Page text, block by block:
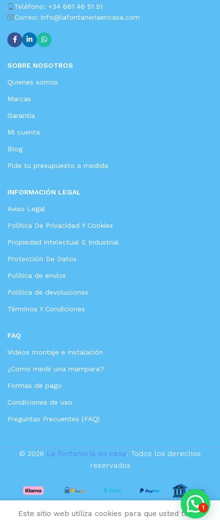
Teléfono: +34 661 46 51 51
Correo: info@lafontaneriaencasa.com
SOBRE NOSOTROS
Quienes somos
Marcas
Garantía
Mi cuenta
Blog
Pide tu presupuesto a medida
INFORMACIÓN LEGAL
Aviso Legal
Política De Privacidad Y Cookies
Propiedad Intelectual E Industrial
Protección De Datos
Política de envíos
Política de devoluciones
Términos Y Condiciones
FAQ
Videos montaje e instalación
¿Como medir una mampara?
Formas de pago
Condiciones de uso
Preguntas Frecuentes (FAQ)
© 2026 La fontanería en casa. Todos los derechos
reservados
Este sitio web utiliza cookies para que usted tenga
VALAZ
para bañera 145,75€
1